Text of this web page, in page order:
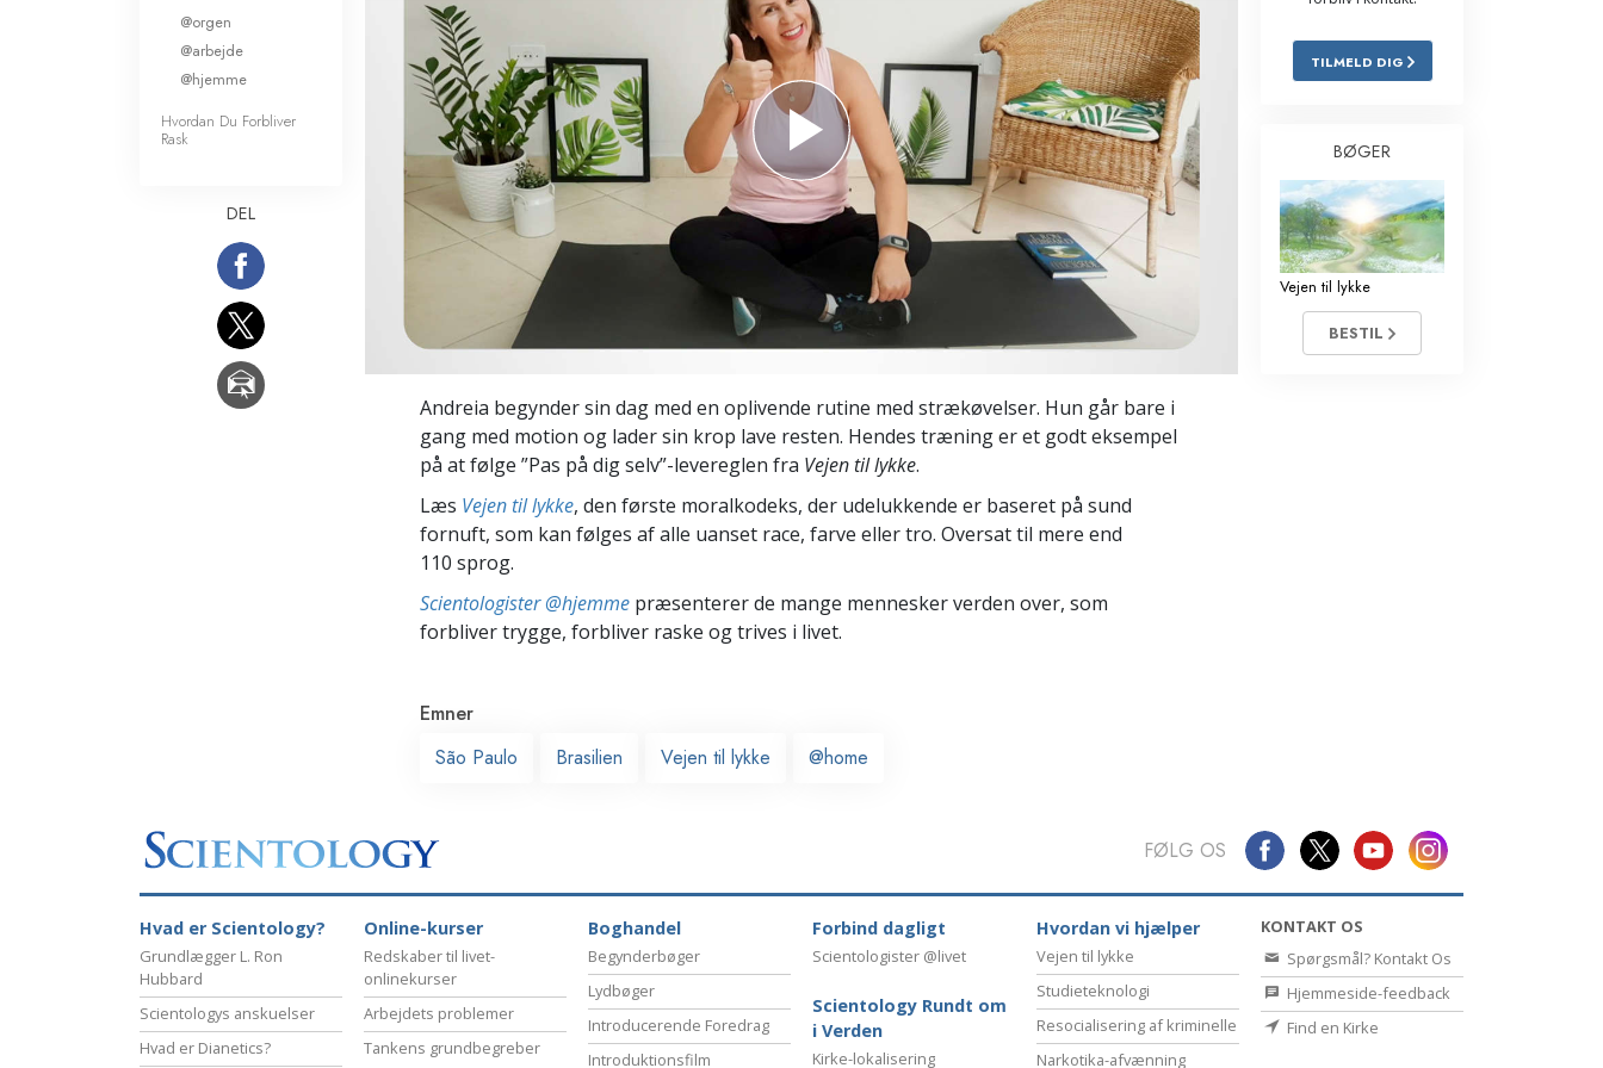
Kærlighed og had –
Hvad er storhed?
Scientology Kirkens Frivillige
Hjælpere
Løsninger til stoffer
Børn
Redskaber til arbejdspladsen
Etik og tilstandene
Årsagen til undertrykkelse
Undersøgelser
Organiseringens grundlag
Det grundlæggende om public
Andreia begynder sin dag med en oplivende rutine med strækøvelser. Hun går bare i
gang med motion og lader sin krop lave resten. Hendes træning er et godt eksempel
på at følge ”Pas på dig selv”-levereglen fra Vejen til lykke.
Læs Vejen til lykke, den første moralkodeks, der udelukkende er baseret på sund
fornuft, som kan følges af alle uanset race, farve eller tro. Oversat til mere end
110 sprog.
Scientologister @hjemme præsenterer de mange mennesker verden over, som
forbliver trygge, forbliver raske og trives i livet.
Emner
São Paulo
Brasilien Vejen til lykke @home
@orgen
@arbejde
@hjemme
Hvordan Du Forbliver
Rask
DEL
TILMELD DIG
BØGER
Vejen til lykke
BESTIL
FØLG OS
Hvad er Scientology?
Grundlægger L. Ron
Hubbard
Scientologys anskuelser
Hvad er Dianetics?
Online-kurser
Redskaber til livet-
onlinekurser
Arbejdets problemer
Tankens grundbegreber
Boghandel
Begynderbøger
Lydbøger
Introducerende Foredrag
Introduktionsfilm
Forbind dagligt
Scientologister @livet
Scientology Rundt om
i Verden
Kirke-lokalisering
Hvordan vi hjælper
Vejen til lykke
Studieteknologi
Resocialisering af kriminelle
Narkotika-afvænning
KONTAKT OS
Spørgsmål? Kontakt Os
Hjemmeside-feedback
Find en Kirke